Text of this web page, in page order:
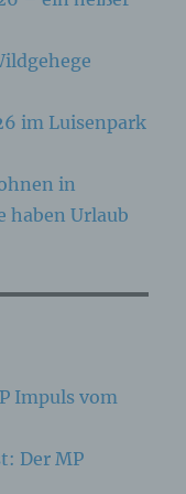
im Luisenpark
in
haben Urlaub
Impuls vom
Der MP
Weise, auf
Daten ohne
nicht
Person
diese
oder
die